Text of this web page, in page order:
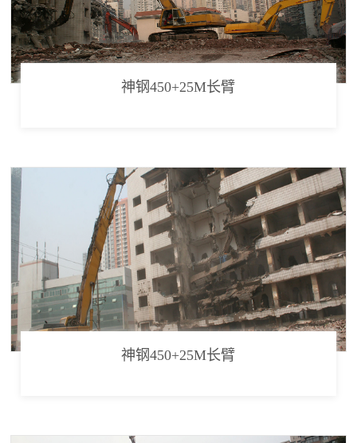
神钢450+25M长臂
神钢450+25M长臂